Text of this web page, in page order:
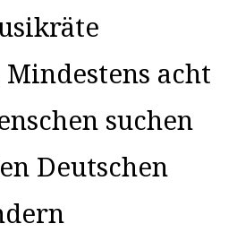
acht
suchen
Deutschen